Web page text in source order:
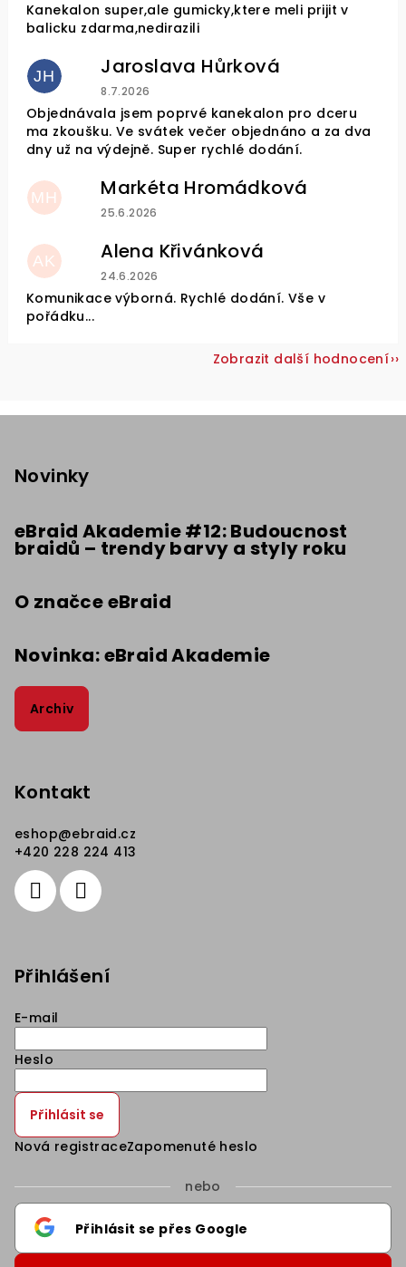
Kanekalon super,ale gumicky,ktere meli prijit v
balicku zdarma,nedirazili
JH Jaroslava Hůrková
Hodnocení obchodu je 5 z 5 hvězdiček.
8.7.2026
Objednávala jsem poprvé kanekalon pro dceru
ma zkoušku. Ve svátek večer objednáno a za dva
dny už na výdejně. Super rychlé dodání.
MH Markéta Hromádková
Hodnocení obchodu je 5 z 5 hvězdiček.
25.6.2026
AK Alena Křivánková
Hodnocení obchodu je 5 z 5 hvězdiček.
24.6.2026
Komunikace výborná. Rychlé dodání. Vše v
pořádku...
Zobrazit další hodnocení
Novinky
eBraid Akademie #12: Budoucnost
braidů – trendy barvy a styly roku
O značce eBraid
Novinka: eBraid Akademie
Archiv
Kontakt
eshop@ebraid.cz
+420 228 224 413
Přihlášení
E-mail
Heslo
Přihlásit se
Nová registraceZapomenuté heslo
nebo
Přihlásit se přes Google